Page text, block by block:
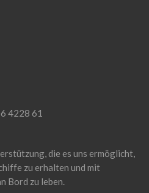
4228 61
die es uns ermöglicht,
zu erhalten und mit
Bord zu leben.